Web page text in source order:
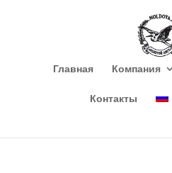
Главная Компания
Контакты